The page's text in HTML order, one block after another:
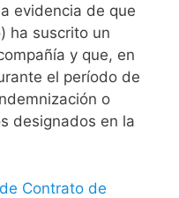
evidencia de que
ha suscrito un
y que, en
el período de
o
designados en la
Contrato de